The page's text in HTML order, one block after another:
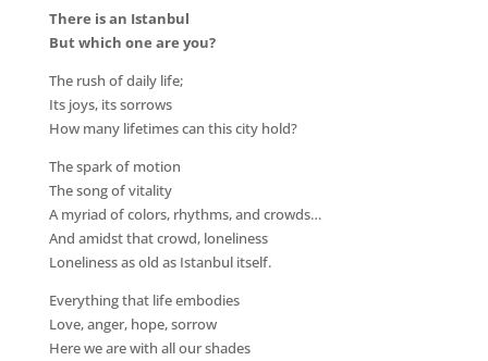
There is an Istanbul
But which one are you?
The rush of daily life;
Its joys, its sorrows
How many lifetimes can this city hold?
The spark of motion
The song of vitality
A myriad of colors, rhythms, and crowds…
And amidst that crowd, loneliness
Loneliness as old as Istanbul itself.
Everything that life embodies
Love, anger, hope, sorrow
Here we are with all our shades